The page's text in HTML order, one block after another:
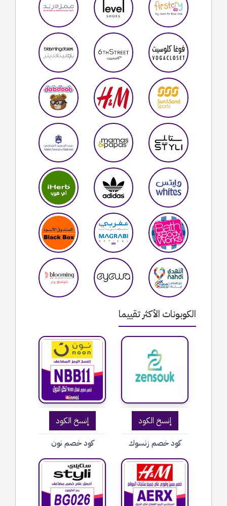
الكوبونات الأكثر تقييما
إنسخ الكود
كود خصم زنسوك
إنسخ الكود
كود خصم نون